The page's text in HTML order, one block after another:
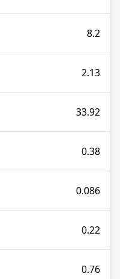
8.2
2.13
33.92
0.38
0.086
0.22
0.76